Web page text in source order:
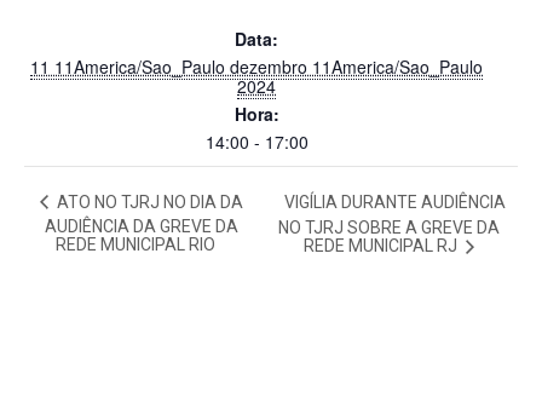
Data:
11 11America/Sao_Paulo dezembro 11America/Sao_Paulo
2024
Hora:
14:00 - 17:00
ATO NO TJRJ NO DIA DA
AUDIÊNCIA DA GREVE DA
REDE MUNICIPAL RIO
VIGÍLIA DURANTE AUDIÊNCIA
NO TJRJ SOBRE A GREVE DA
REDE MUNICIPAL RJ